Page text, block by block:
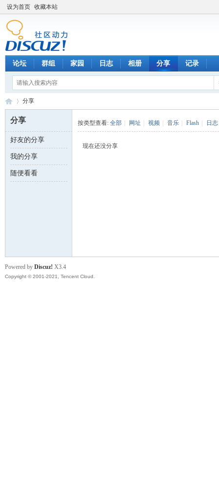
设为首页 收藏本站
论坛 群组 家园 日志 相册 分享 记录
数 ›
分享
分享
好友的分享
我的分享
随便看看
按类型查看: 全部 网址 视频 音乐 Flash 日志
现在还没分享
Powered by Discuz! X3.4
Copyright © 2001-2021, Tencent Cloud.